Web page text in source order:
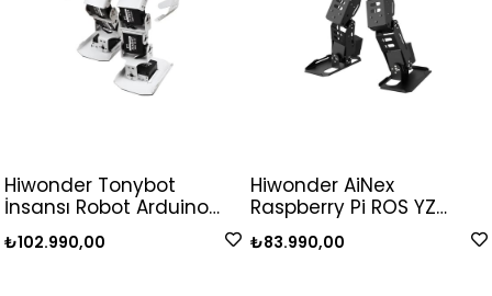
Hiwonder Tonybot
İnsansı Robot Arduino
Kodlama Kiti Eğitim
Programlama -
₺102.990,00
Hiwonder AiNex
Raspberry Pi ROS YZ
Görüş İnsansı Robot
Starter Kit
₺83.990,00